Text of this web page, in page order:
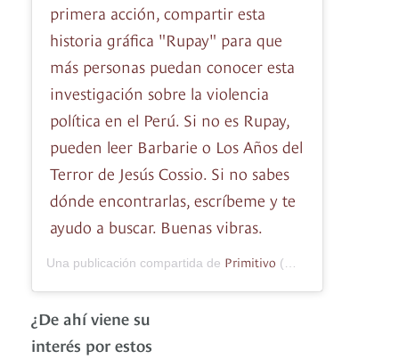
primera acción, compartir esta
historia gráfica "Rupay" para que
más personas puedan conocer esta
investigación sobre la violencia
política en el Perú. Si no es Rupay,
pueden leer Barbarie o Los Años del
Terror de Jesús Cossio. Si no sabes
dónde encontrarlas, escríbeme y te
ayudo a buscar. Buenas vibras.
Una publicación compartida de Primitivo (@soyprimitivo) el
¿De ahí viene su
interés por estos